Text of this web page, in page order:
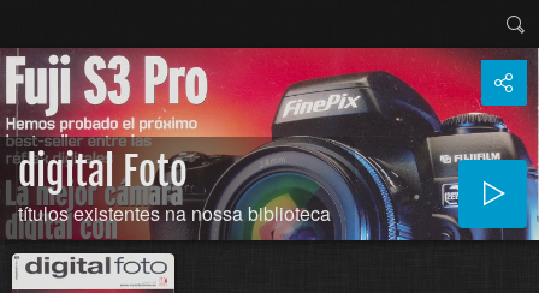
digital Foto
títulos existentes na nossa biblioteca